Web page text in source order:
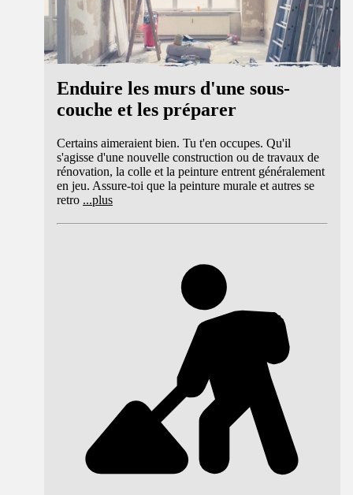
Enduire les murs d'une sous-
couche et les préparer
Certains aimeraient bien. Tu t'en occupes. Qu'il
s'agisse d'une nouvelle construction ou de travaux de
rénovation, la colle et la peinture entrent généralement
en jeu. Assure-toi que la peinture murale et autres se
retro ...plus